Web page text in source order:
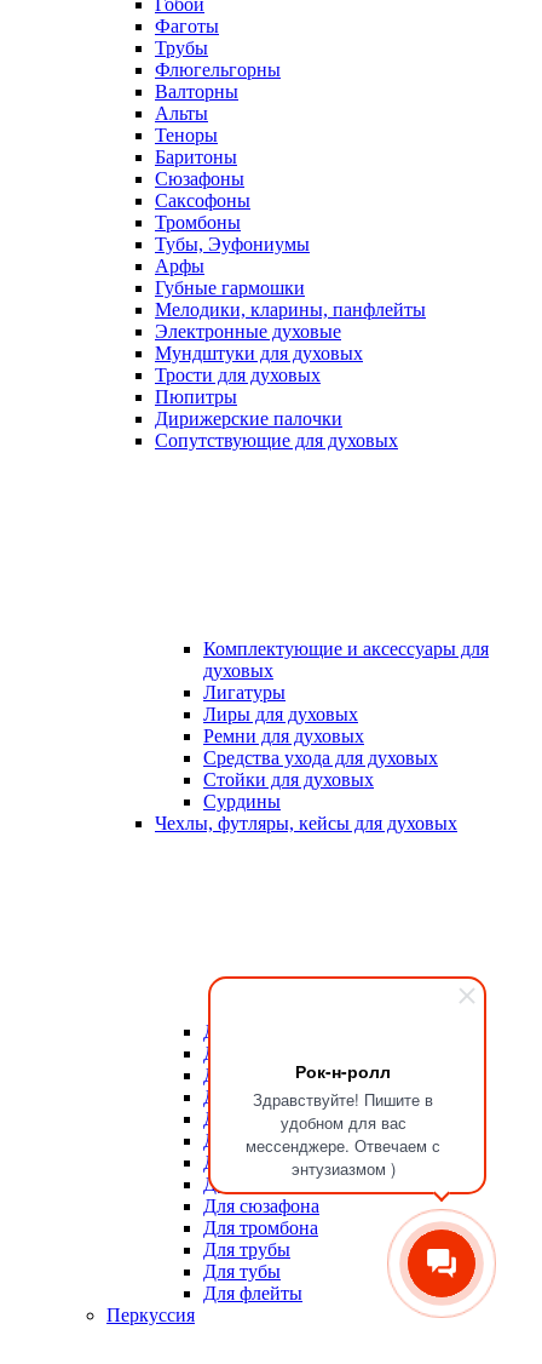
Рок-н-ролл
Здравствуйте! Пишите в
удобном для вас
мессенджере. Отвечаем с
энтузиазмом )
Гобои
Фаготы
Трубы
Флюгельгорны
Валторны
Альты
Теноры
Баритоны
Сюзафоны
Саксофоны
Тромбоны
Тубы, Эуфониумы
Арфы
Губные гармошки
Мелодики, кларины, панфлейты
Электронные духовые
Мундштуки для духовых
Трости для духовых
Пюпитры
Дирижерские палочки
Сопутствующие для духовых
Комплектующие и аксессуары для
духовых
Лигатуры
Лиры для духовых
Ремни для духовых
Средства ухода для духовых
Стойки для духовых
Сурдины
Чехлы, футляры, кейсы для духовых
Для мундштуков
Для тростей
Для альта
Для баритона
Для валторны
Для гобоя
Для кларнета
Для саксофона
Для сюзафона
Для тромбона
Для трубы
Для тубы
Для флейты
Перкуссия